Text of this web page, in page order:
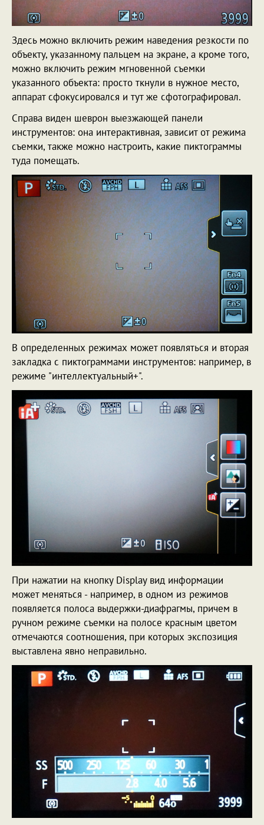
Здесь можно включить режим наведения резкости по
объекту, указанному пальцем на экране, а кроме того,
можно включить режим мгновенной съемки
указанного объекта: просто ткнули в нужное место,
аппарат сфокусировался и тут же сфотографировал.
Справа виден шеврон выезжающей панели
инструментов: она интерактивная, зависит от режима
съемки, также можно настроить, какие пиктограммы
туда помещать.
В определенных режимах может появляться и вторая
закладка с пиктограммами инструментов: например, в
режиме "интеллектуальный+".
При нажатии на кнопку Display вид информации
может меняться - например, в одном из режимов
появляется полоса выдержки-диафрагмы, причем в
ручном режиме съемки на полосе красным цветом
отмечаются соотношения, при которых экспозиция
выставлена явно неправильно.